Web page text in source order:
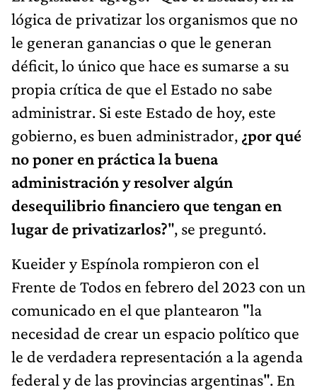
lógica de privatizar los organismos que no
le generan ganancias o que le generan
déficit, lo único que hace es sumarse a su
propia crítica de que el Estado no sabe
administrar. Si este Estado de hoy, este
gobierno, es buen administrador, ¿por qué
no poner en práctica la buena
administración y resolver algún
desequilibrio financiero que tengan en
lugar de privatizarlos?", se preguntó.
Kueider y Espínola rompieron con el
Frente de Todos en febrero del 2023 con un
comunicado en el que plantearon "la
necesidad de crear un espacio político que
le de verdadera representación a la agenda
federal y de las provincias argentinas". En